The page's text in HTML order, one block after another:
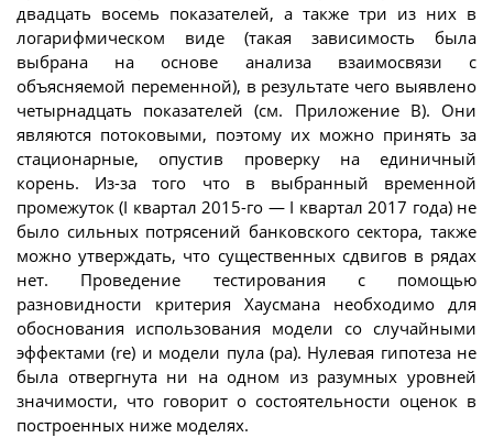
двадцать восемь показателей, а также три из них в
логарифмическом виде (такая зависимость была
выбрана на основе анализа взаимосвязи с
объясняемой переменной), в результате чего выявлено
четырнадцать показателей (см. Приложение В). Они
являются потоковыми, поэтому их можно принять за
стационарные, опустив проверку на единичный
корень. Из-за того что в выбранный временной
промежуток (I квартал 2015-го — I квартал 2017 года) не
было сильных потрясений банковского сектора, также
можно утверждать, что существенных сдвигов в рядах
нет. Проведение тестирования с помощью
разновидности критерия Хаусмана необходимо для
обоснования использования модели со случайными
эффектами (re) и модели пула (pa). Нулевая гипотеза не
была отвергнута ни на одном из разумных уровней
значимости, что говорит о состоятельности оценок в
построенных ниже моделях.